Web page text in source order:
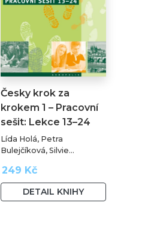
Česky krok za
krokem 1 – Pracovní
sešit: Lekce 13–24
Lída Holá, Petra
Bulejčíková, Silvie
249 Kč
DETAIL KNIHY